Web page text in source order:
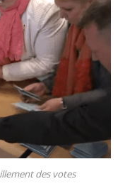
des votes